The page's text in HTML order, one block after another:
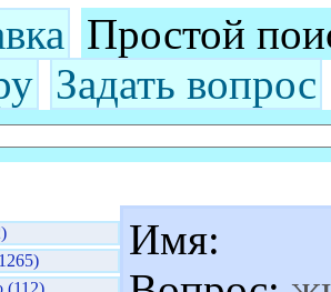
Простой
Задать вопрос
(112)
Имя: